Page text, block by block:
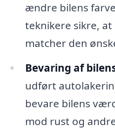
ændre bilens
teknikere sikre,
matcher den
Bevaring af
udført
bevare bilens
mod rust og